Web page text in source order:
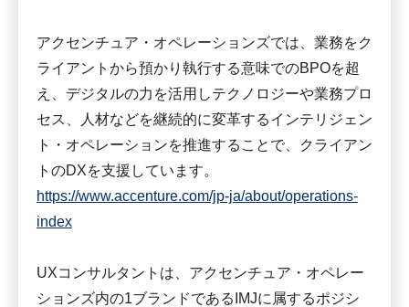
アクセンチュア・オペレーションズでは、業務をク
ライアントから預かり執行する意味でのBPOを超
え、デジタルの力を活用しテクノロジーや業務プロ
セス、人材などを継続的に変革するインテリジェン
ト・オペレーションを推進することで、クライアン
トのDXを支援しています。
https://www.accenture.com/jp-ja/about/operations-
index
UXコンサルタントは、アクセンチュア・オペレー
ションズ内の1ブランドであるIMJに属するポジシ